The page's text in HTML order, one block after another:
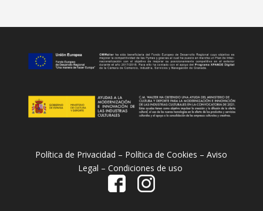
Política de Privacidad – Política de Cookies – Aviso
Legal – Condiciones de uso